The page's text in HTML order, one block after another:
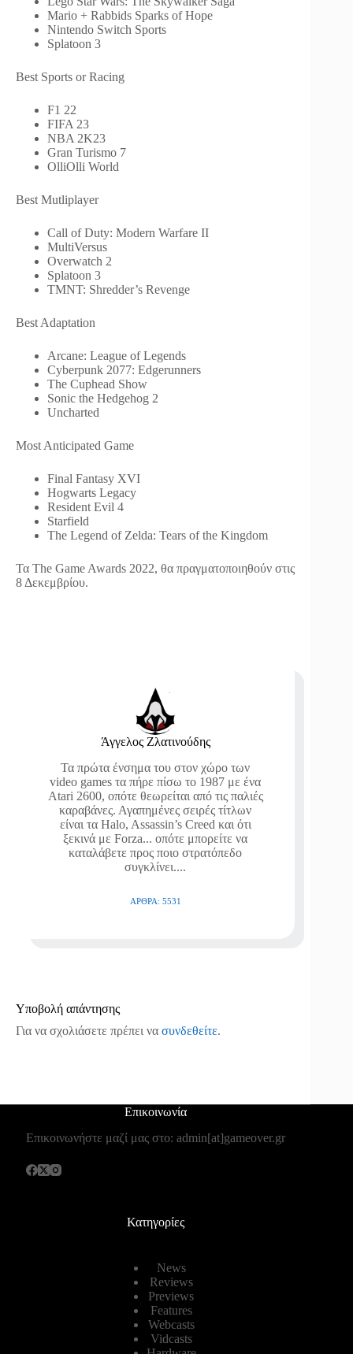
Mario + Rabbids Sparks of Hope
Nintendo Switch Sports
Splatoon 3
Best Sports or Racing
F1 22
FIFA 23
NBA 2K23
Gran Turismo 7
OlliOlli World
Best Mutliplayer
Call of Duty: Modern Warfare II
MultiVersus
Overwatch 2
Splatoon 3
TMNT: Shredder’s Revenge
Best Adaptation
Arcane: League of Legends
Cyberpunk 2077: Edgerunners
The Cuphead Show
Sonic the Hedgehog 2
Uncharted
Most Anticipated Game
Final Fantasy XVI
Hogwarts Legacy
Resident Evil 4
Starfield
The Legend of Zelda: Tears of the Kingdom
Τα The Game Awards 2022, θα πραγματοποιηθούν στις
8 Δεκεμβρίου.
Άγγελος Ζλατινούδης
Τα πρώτα ένσημα του στον χώρο των
video games τα πήρε πίσω το 1987 με ένα
Atari 2600, οπότε θεωρείται από τις παλιές
καραβάνες. Αγαπημένες σειρές τίτλων
είναι τα Halo, Assassin’s Creed και ότι
ξεκινά με Forza... οπότε μπορείτε να
καταλάβετε προς ποιο στρατόπεδο
συγκλίνει....
ΆΡΘΡΑ: 5531
Υποβολή απάντησης
Για να σχολιάσετε πρέπει να συνδεθείτε.
Επικοινωνία
Επικοινωνήστε μαζί μας στο: admin[at]gameover.gr
Κατηγορίες
News
Reviews
Previews
Features
Webcasts
Vidcasts